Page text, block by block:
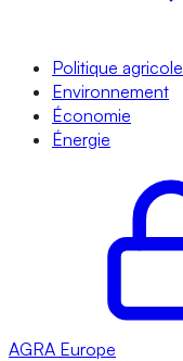
Politique agricole
Environnement
Économie
Énergie
AGRA Europe